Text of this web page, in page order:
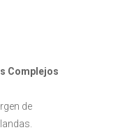
Complejos
de